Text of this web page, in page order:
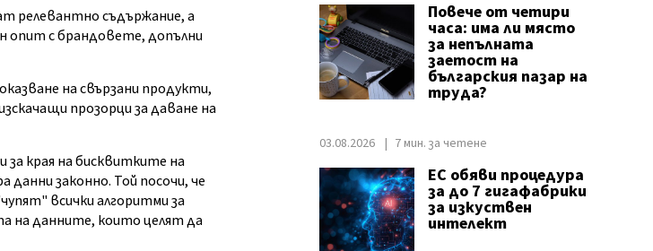
релевантно съдържание, а
опит с брандовете, допълни
на свързани продукти,
прозорци за даване на
за края на бисквитките на
законно. Той посочи, че
всички алгоритми за
на данните, които целят да
Повече от четири
часа: има ли място
за непълната
заетост на
българския пазар на
труда?
03.08.2026 7 мин. за четене
ЕС обяви процедура
за до 7 гигафабрики
за изкуствен
интелект